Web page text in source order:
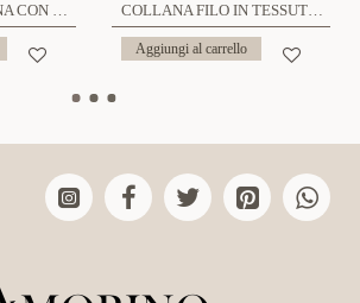
COLLANA A CATENA CON CHARMS ANIMALI - YNK241584B828 COLLANA FILO IN TESSUTO CON CHARMS ANIMALI - YNK241504B827
Aggiungi al carrello